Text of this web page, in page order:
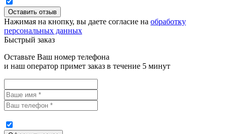
Нажимая на кнопку, вы даете согласие на обработку
персональных данных
Быстрый заказ
Оставьте Ваш номер телефона
и наш оператор примет заказ в течение 5 минут